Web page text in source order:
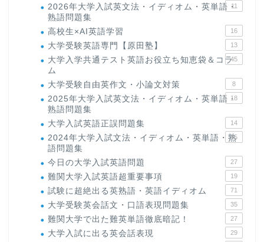
2026年大学入試英文法・イディオム・英単語・
熟語問題集
11
高校生×AI英語学習 16
大学受験英語専門【原田塾】 13
大学入学共通テスト英語お役立ち知恵袋＆コラ
ム
45
大学受験自由英作文・小論文対策 8
2025年大学入試英文法・イディオム・英単語・
熟語問題集
18
大学入試英語正誤問題集 14
2024年大学入試文法・イディオム・英単語・熟
語問題集
15
今日の大学入試英語問題 27
難関大学入試英語超重要事項 19
試験に超絶出る英熟語・英語イディオム 71
大学受験英会話文・口語表現問題集 35
難関大学で出た難英単語徹底暗記！ 27
大学入試に出る英会話表現 29